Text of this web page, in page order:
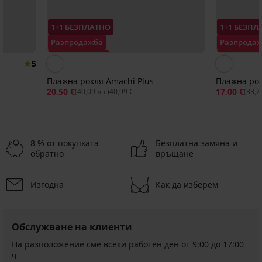
5
1+1 БЕЗПЛАТНО
Разпродажба
Плажна рокля Amachi Plus
20,50 €(40,09 лв.)40,99 €
1+1
Плажна
17,00 €
Разпродажба
PREMIUM
Рокля
Рокля
ONLY
Рокля
Рокля
8 % от покупката
обратно
Безплатна замяна и
връщане
Изгодна Как да изберем
Обслужване на клиенти
На разположение сме всеки работен ден от 9:00 до 17:00
ч